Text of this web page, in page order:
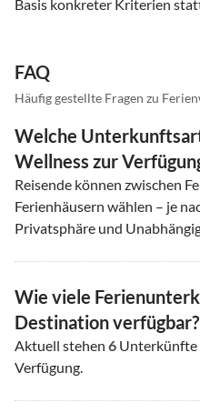
Basis konkreter Kriterien
FAQ
Häufig gestellte Fragen zu
Welche
Wellness zur
Reisende können zwischen
Ferienhäusern wählen – je
Privatsphäre und
Wie viele
Destination verfügbar?
Aktuell stehen 6 Unterkünfte
Verfügung.